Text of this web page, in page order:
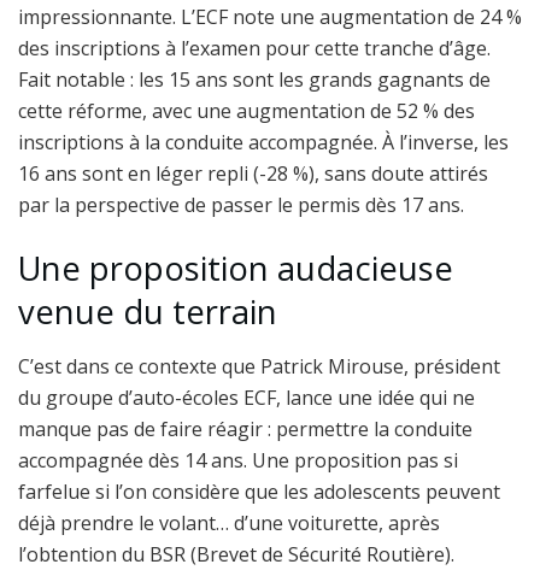
impressionnante. L’ECF note une augmentation de 24 %
des inscriptions à l’examen pour cette tranche d’âge.
Fait notable : les 15 ans sont les grands gagnants de
cette réforme, avec une augmentation de 52 % des
inscriptions à la conduite accompagnée. À l’inverse, les
16 ans sont en léger repli (-28 %), sans doute attirés
par la perspective de passer le permis dès 17 ans.
Une proposition audacieuse
venue du terrain
C’est dans ce contexte que Patrick Mirouse, président
du groupe d’auto-écoles ECF, lance une idée qui ne
manque pas de faire réagir : permettre la conduite
accompagnée dès 14 ans. Une proposition pas si
farfelue si l’on considère que les adolescents peuvent
déjà prendre le volant… d’une voiturette, après
l’obtention du BSR (Brevet de Sécurité Routière).